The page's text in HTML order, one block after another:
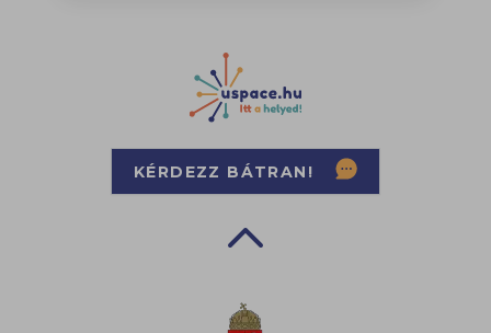
KÉRDEZZ BÁTRAN!